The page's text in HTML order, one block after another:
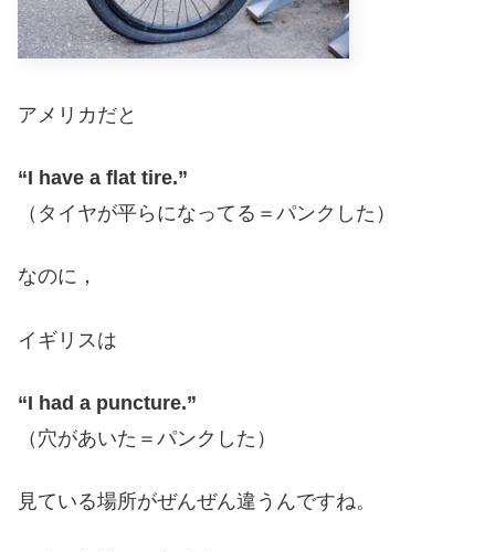
アメリカだと
“I have a flat tire.”
（タイヤが平らになってる＝パンクした）
なのに，
イギリスは
“I had a puncture.”
（穴があいた＝パンクした）
見ている場所がぜんぜん違うんですね。